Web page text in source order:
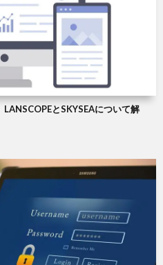
とSKYSEAについて解